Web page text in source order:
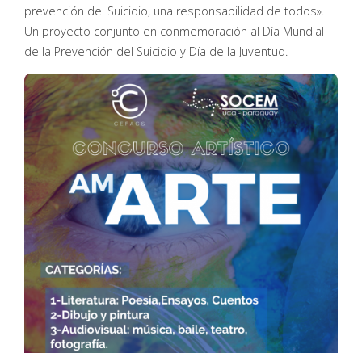
prevención del Suicidio, una responsabilidad de todos».
Un proyecto conjunto en conmemoración al Día Mundial
de la Prevención del Suicidio y Día de la Juventud.